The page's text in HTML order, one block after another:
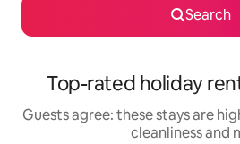
Search
Top-rated holiday
Guests agree: these stays are
cleanliness and